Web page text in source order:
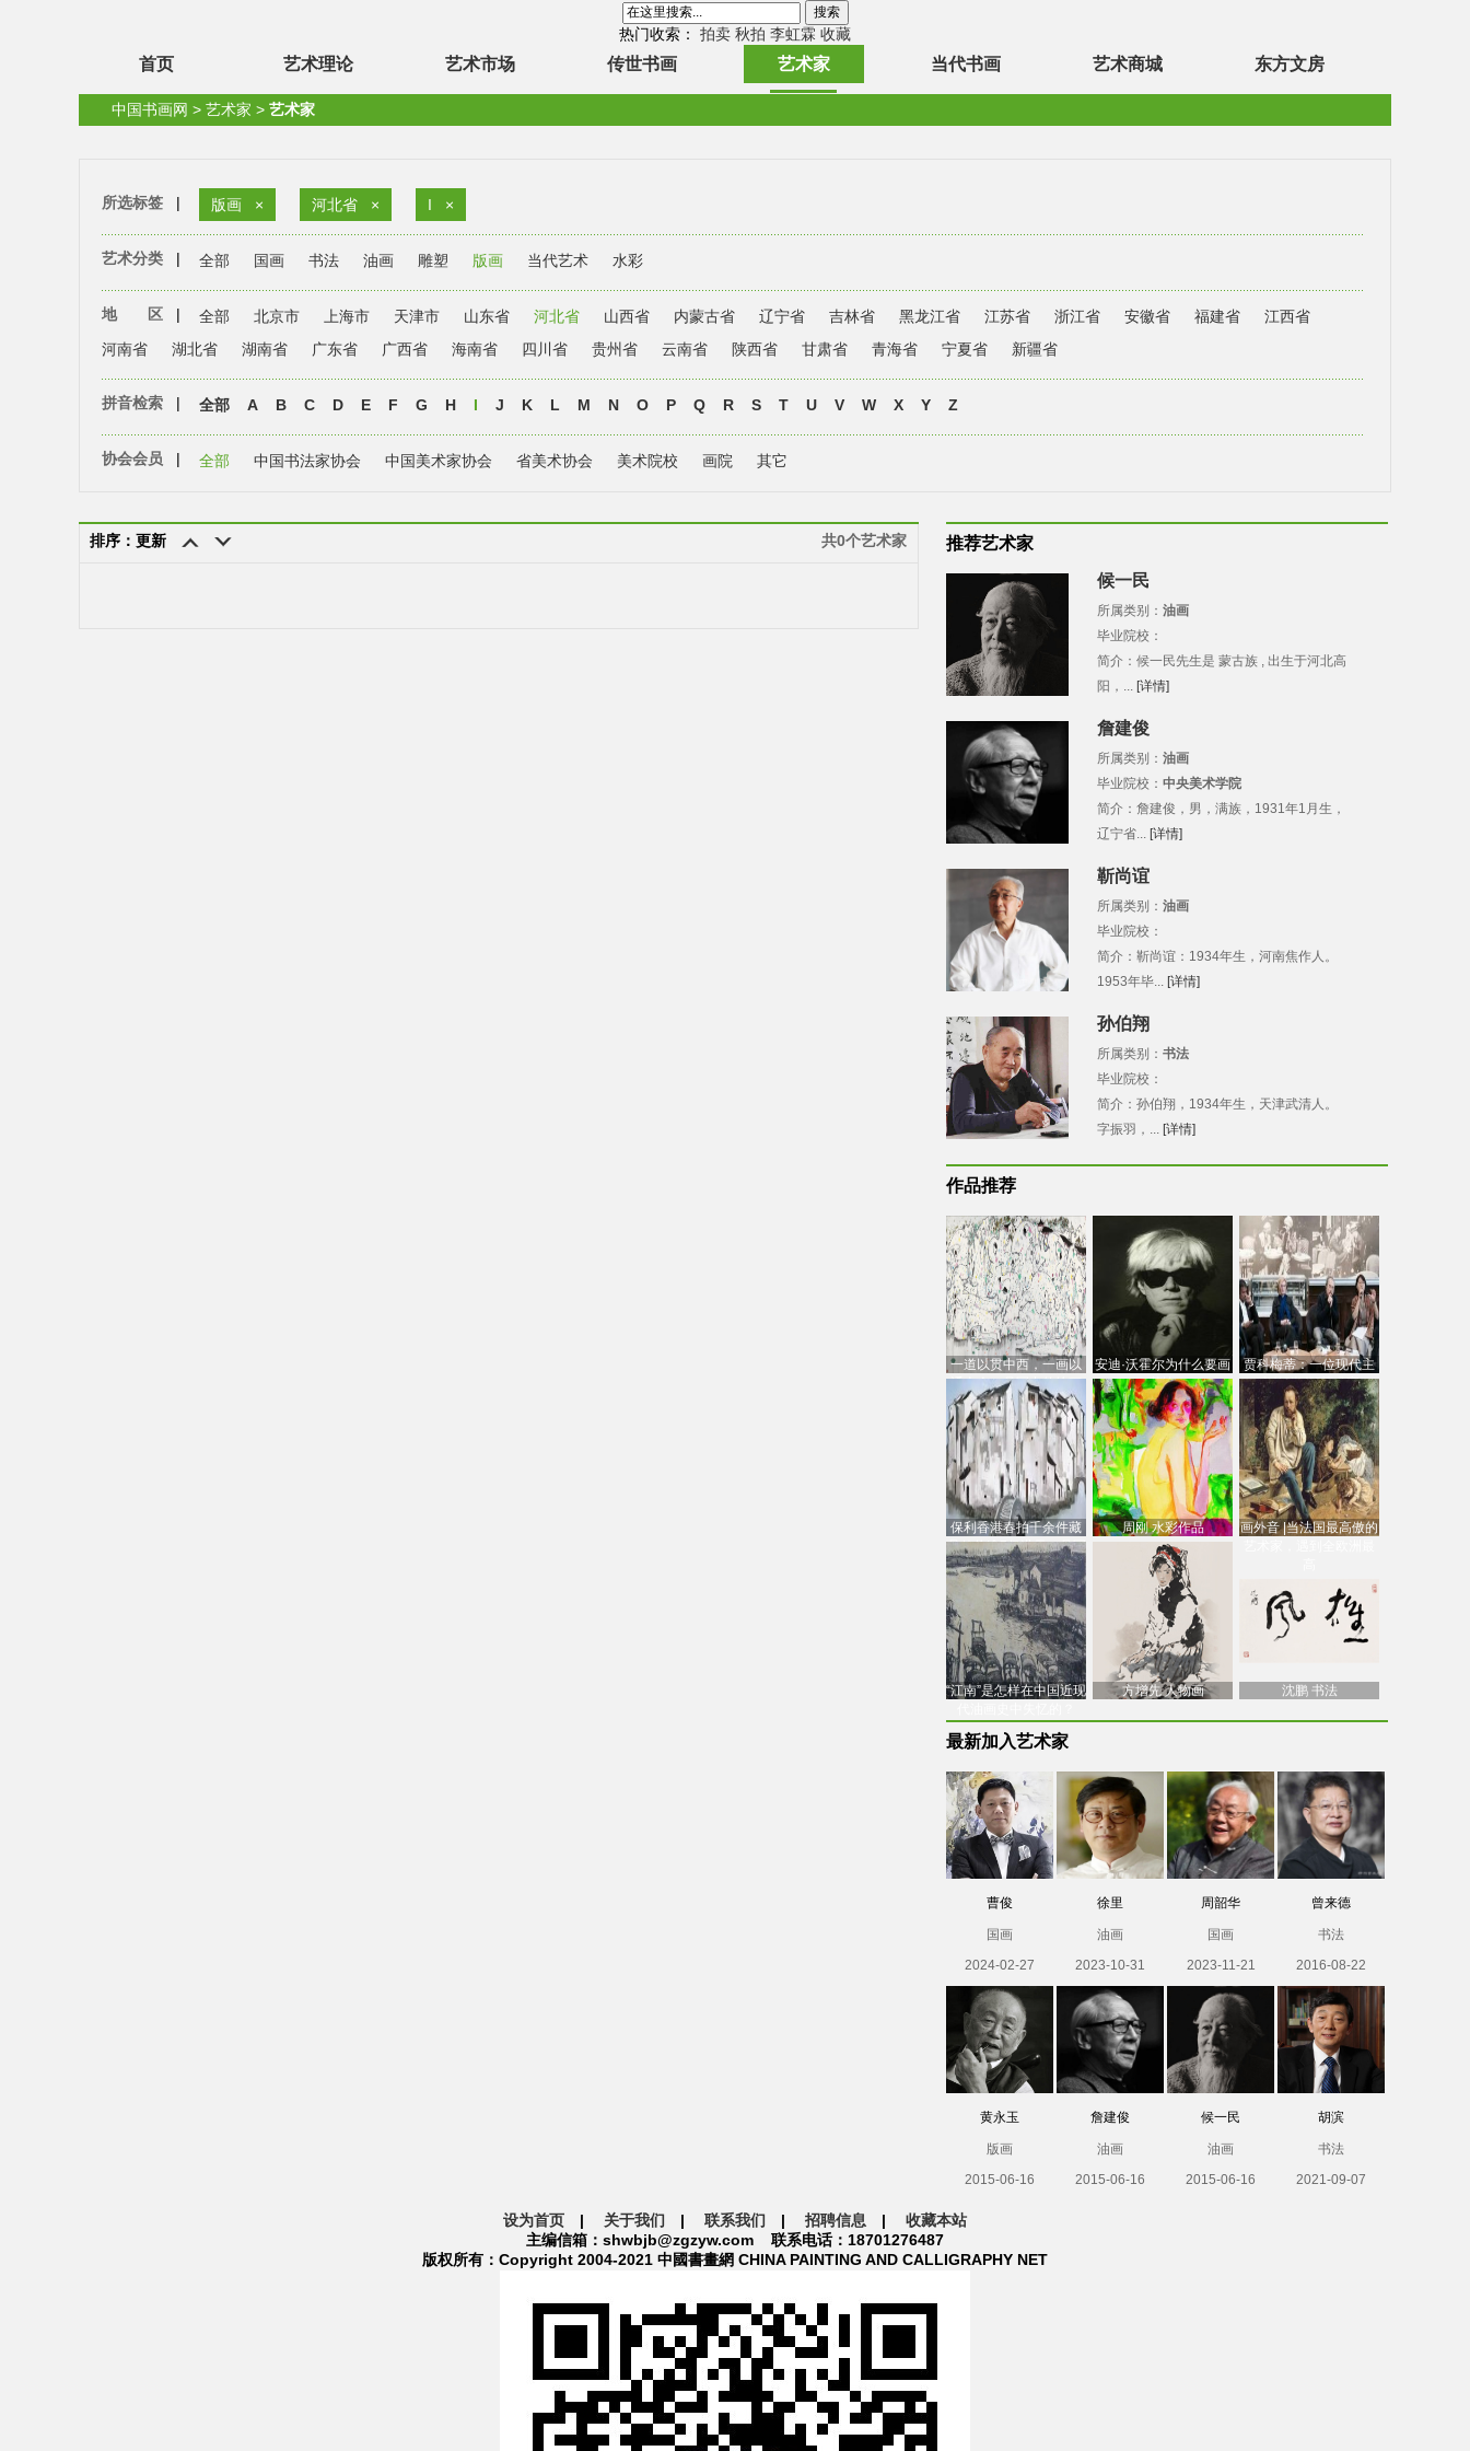
热门收索： 拍卖 秋拍 李虹霖 收藏
首页 艺术理论 艺术市场 传世书画 艺术家 当代书画 艺术商城 东方文房
中国书画网 > 艺术家 > 艺术家
所选标签 | 版画 × 河北省 × I ×
艺术分类 | 全部 国画 书法 油画 雕塑 版画 当代艺术 水彩
地 区 | 全部 北京市 上海市 天津市 山东省 河北省 山西省 内蒙古省 辽宁省 吉林省 黑龙江省 江苏省 浙江省 安徽省 福建省
江西省
河南省
湖北省 湖南省 广东省 广西省 海南省 四川省 贵州省 云南省 陕西省 甘肃省 青海省 宁夏省 新疆省
拼音检索 | 全部 A B C D E F G H I J K L M N O P Q R S T U V W X Y Z
协会会员 | 全部 中国书法家协会 中国美术家协会 省美术协会 美术院校 画院 其它
排序：更新 共0个艺术家 推荐艺术家
候一民
所属类别： 油画
毕业院校：
简介：候一民先生是 蒙古族 , 出生于河北高
阳，... [详情]
詹建俊
所属类别： 油画
毕业院校： 中央美术学院
简介：詹建俊，男，满族，1931年1月生，
辽宁省... [详情]
靳尚谊
所属类别： 油画
毕业院校：
简介：靳尚谊：1934年生，河南焦作人。
1953年毕... [详情]
孙伯翔
所属类别： 书法
毕业院校：
简介：孙伯翔，1934年生，天津武清人。
字振羽，... [详情]
作品推荐
一道以贯中西，一画以
通古今：吴冠中的绘画
创
安迪·沃霍尔为什么要画
芭比
贾科梅蒂：一位现代主
义的“当代”艺术家
保利香港春拍千余件藏
品估价逾7亿港元，吴冠
中
周刚 水彩作品
画外音 |当法国最高傲的
“江南”是怎样在中国近现
方增先 人物画 沈鹏 书法
最新加入艺术家
曹俊
国画
2024-02-27
徐里
油画
2023-10-31
周韶华
国画
2023-11-21
曾来德
书法
2016-08-22
黄永玉
版画
2015-06-16
詹建俊
油画
2015-06-16
候一民
油画
2015-06-16
胡滨
书法
2021-09-07
设为首页 | 关于我们 | 联系我们 | 招聘信息 | 收藏本站
主编信箱：shwbjb@zgzyw.com 联系电话：18701276487
版权所有：Copyright 2004-2021 中國書畫網 CHINA PAINTING AND CALLIGRAPHY NET